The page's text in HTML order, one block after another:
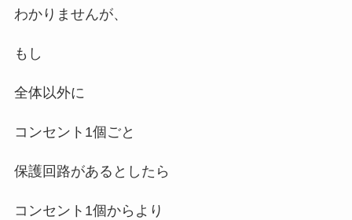
わかりませんが、
もし
全体以外に
コンセント1個ごと
保護回路があるとしたら
コンセント1個からより